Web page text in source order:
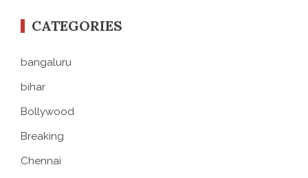
CATEGORIES
bangaluru
bihar
Bollywood
Breaking
Chennai